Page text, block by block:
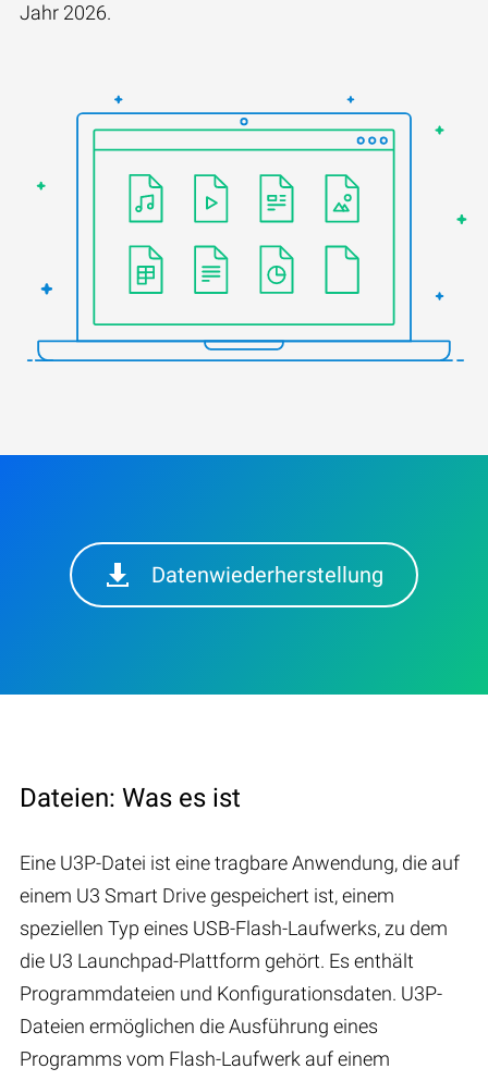
Jahr 2026.
Datenwiederherstellung
Dateien: Was es ist
Eine U3P-Datei ist eine tragbare Anwendung, die auf
einem U3 Smart Drive gespeichert ist, einem
speziellen Typ eines USB-Flash-Laufwerks, zu dem
die U3 Launchpad-Plattform gehört. Es enthält
Programmdateien und Konfigurationsdaten. U3P-
Dateien ermöglichen die Ausführung eines
Programms vom Flash-Laufwerk auf einem